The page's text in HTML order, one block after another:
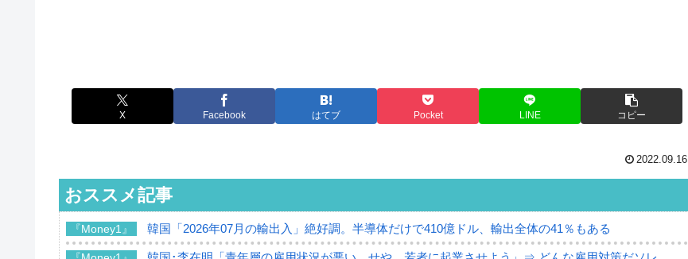
X Facebook はてブ Pocket LINE コピー
2022.09.16
おススメ記事
『Money1』 韓国「2026年07月の輸出入」絶好調。半導体だけで410億ドル、輸出全体の41％もある